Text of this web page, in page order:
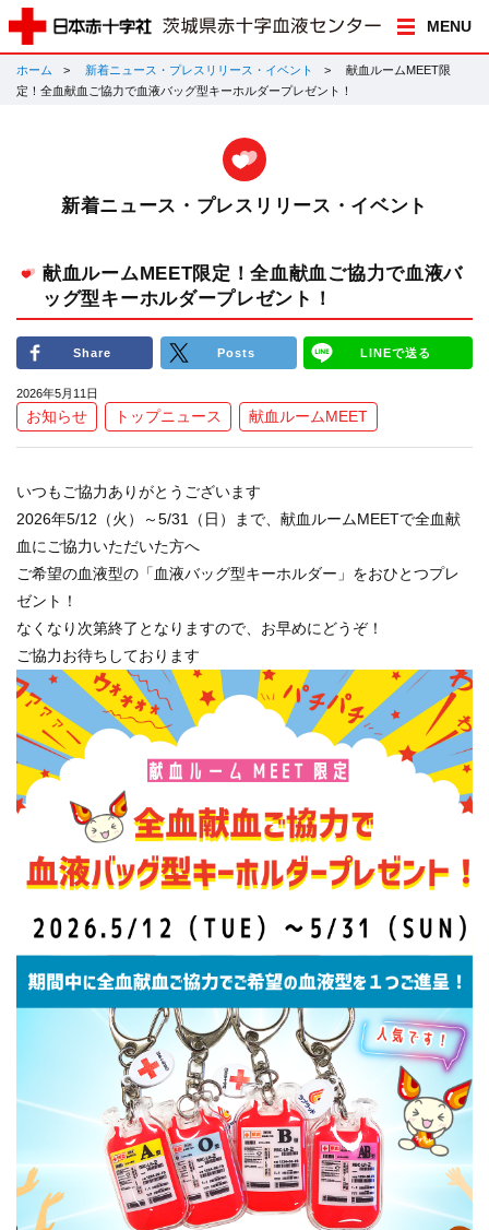
MENU
ホーム 新着ニュース・プレスリリース・イベント
献血ルームMEET限
定！全血献血ご協力で血液バッグ型キーホルダープレゼント！
新着ニュース・プレスリリース・イベント
献血ルームMEET限定！全血献血ご協力で血液バ
ッグ型キーホルダープレゼント！
Share Posts LINEで送る
2026年5月11日
お知らせ トップニュース 献血ルームMEET
いつもご協力ありがとうございます
2026年5/12（火）～5/31（日）まで、献血ルームMEETで全血献
血にご協力いただいた方へ
ご希望の血液型の「血液バッグ型キーホルダー」をおひとつプレ
ゼント！
なくなり次第終了となりますので、お早めにどうぞ！
ご協力お待ちしております